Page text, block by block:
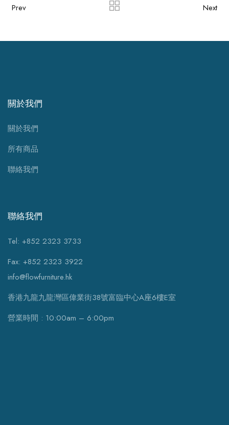
Prev Next
關於我們
關於我們
所有商品
聯絡我們
聯絡我們
Tel: +852 2323 3733
Fax: +852 2323 3922
info@flowfurniture.hk
香港九龍九龍灣區偉業街38號富臨中心A座6樓E室
營業時間 : 10:00am – 6:00pm